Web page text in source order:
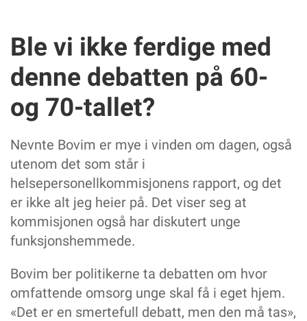
Ble vi ikke ferdige med
denne debatten på 60-
og 70-tallet?
Nevnte Bovim er mye i vinden om dagen, også
utenom det som står i
helsepersonellkommisjonens rapport, og det
er ikke alt jeg heier på. Det viser seg at
kommisjonen også har diskutert unge
funksjonshemmede.
Bovim ber politikerne ta debatten om hvor
omfattende omsorg unge skal få i eget hjem.
«Det er en smertefull debatt, men den må tas»,